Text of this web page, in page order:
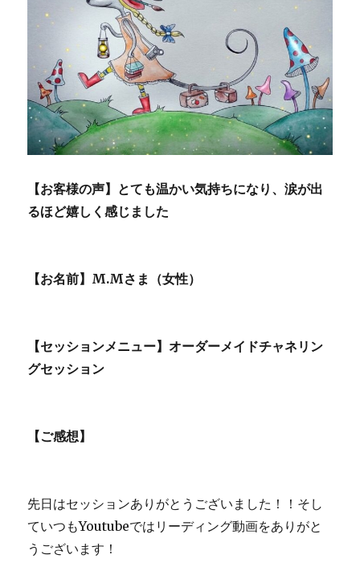
【お客様の声】とても温かい気持ちになり、涙が出
るほど嬉しく感じました
【お名前】M.Mさま（女性）
【セッションメニュー】オーダーメイドチャネリン
グセッション
【ご感想】
先日はセッションありがとうございました！！そし
ていつもYoutubeではリーディング動画をありがと
うございます！